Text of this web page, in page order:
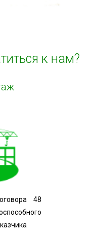
к нам?
48